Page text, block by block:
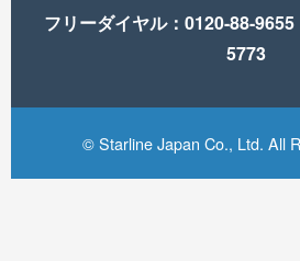
フリーダイヤル：0120-88-
5773
© Starline Japan Co., Ltd. All